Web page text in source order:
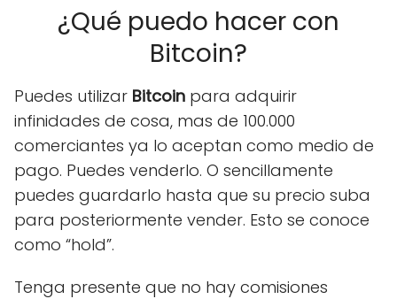
¿Qué puedo hacer con
Bitcoin?
Puedes utilizar Bitcoin para adquirir
infinidades de cosa, mas de 100.000
comerciantes ya lo aceptan como medio de
pago. Puedes venderlo. O sencillamente
puedes guardarlo hasta que su precio suba
para posteriormente vender. Esto se conoce
como “hold”.
Tenga presente que no hay comisiones